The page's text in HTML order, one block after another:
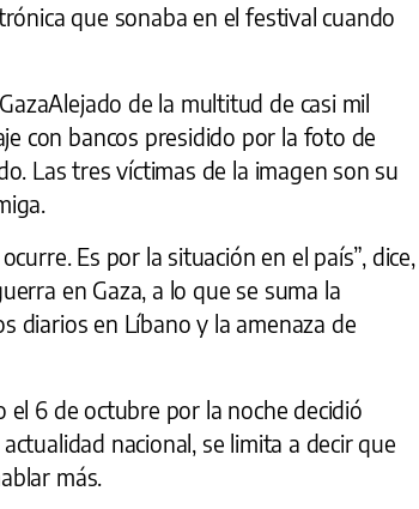
que sonaba en el festival cuando
de la multitud de casi mil
con bancos presidido por la foto de
Las tres víctimas de la imagen son su
Es por la situación en el país”, dice,
en Gaza, a lo que se suma la
diarios en Líbano y la amenaza de
6 de octubre por la noche decidió
nacional, se limita a decir que
más.